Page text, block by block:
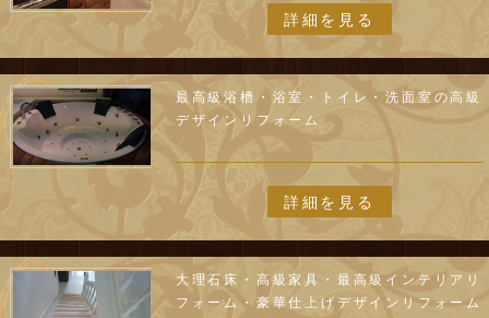
詳細を見る
最高級浴槽・浴室・トイレ・洗面室の高級
デザインリフォーム
詳細を見る
大理石床・高級家具・最高級インテリアリ
フォーム・豪華仕上げデザインリフォーム